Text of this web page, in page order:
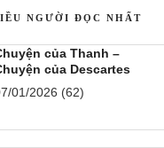
NGƯỜI ĐỌC NHẤT
của Thanh –
của Descartes
01/2026 (62)